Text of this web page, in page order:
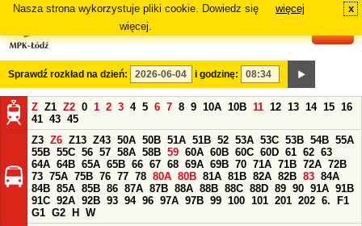
Nasza strona wykorzystuje pliki cookie. Dowiedz się
więcej.
więcej x
Sprawdź rozkład na dzień: i godzinę:
Z Z1 Z2 0 1 2 3 4 5 6 7 8 9 10A 10B 11 12 13 14 15 16
41 43 45
Z3 Z6 Z13 Z43 50A 50B 51A 51B 52 53A 53C 53B 54B 55A
55B 55C 56 57 58A 58B 59 60A 60B 60C 60D 61 62 63
64A 64B 65A 65B 66 67 68 69A 69B 70 71A 71B 72A 72B
73 75A 75B 76 77 78 80A 80B 81A 81B 82A 82B 83 84A
84B 85A 85B 86 87A 87B 88A 88B 88C 88D 89 90 91A 91B
91C 92A 92B 93 94 96 97A 97B 99 100 101 201 202 6.
F1
G1 G2 H
W